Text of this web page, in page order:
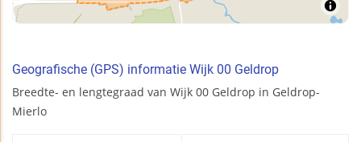
Geografische (GPS) informatie Wijk 00 Geldrop
Breedte- en lengtegraad van Wijk 00 Geldrop in Geldrop-
Mierlo